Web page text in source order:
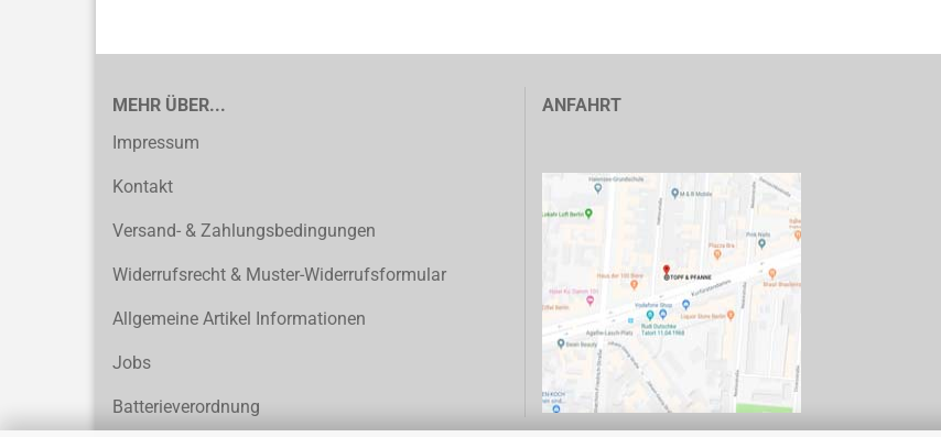
MEHR ÜBER...
Impressum
Kontakt
Versand- & Zahlungsbedingungen
Widerrufsrecht & Muster-Widerrufsformular
Allgemeine Artikel Informationen
Jobs
Batterieverordnung
ANFAHRT